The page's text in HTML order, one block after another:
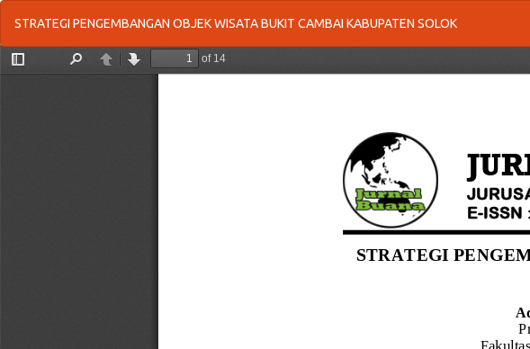
Article
Details
STRATEGI PENGEMBANGAN OBJEK WISATA BUKIT CAMBAI KABUPATEN SOLOK